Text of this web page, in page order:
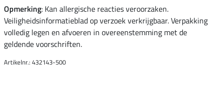
Opmerking: Kan allergische reacties veroorzaken.
Veiligheidsinformatieblad op verzoek verkrijgbaar. Verpakking
volledig legen en afvoeren in overeenstemming met de
geldende voorschriften.
Artikelnr.: 432143-500